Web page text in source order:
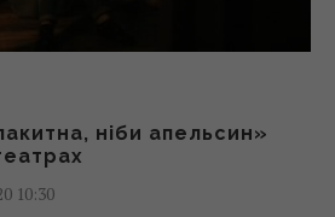
ніби апельсин»
10:30